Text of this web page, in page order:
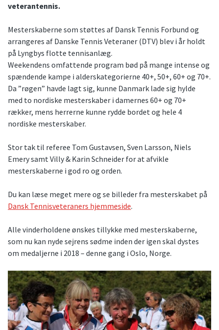
veterantennis.
Mesterskaberne som støttes af Dansk Tennis Forbund og
arrangeres af Danske Tennis Veteraner (DTV) blev i år holdt
på Lyngbys flotte tennisanlæg.
Weekendens omfattende program bød på mange intense og
spændende kampe i alderskategorierne 40+, 50+, 60+ og 70+.
Da ”røgen” havde lagt sig, kunne Danmark lade sig hylde
med to nordiske mesterskaber i damernes 60+ og 70+
rækker, mens herrerne kunne rydde bordet og hele 4
nordiske mesterskaber.
Stor tak til referee Tom Gustavsen, Sven Larsson, Niels
Emery samt Villy & Karin Schneider for at afvikle
mesterskaberne i god ro og orden.
Du kan læse meget mere og se billeder fra mesterskabet på
Dansk Tennisveteraners hjemmeside.
Alle vinderholdene ønskes tillykke med mesterskaberne,
som nu kan nyde sejrens sødme inden der igen skal dystes
om medaljerne i 2018 – denne gang i Oslo, Norge.